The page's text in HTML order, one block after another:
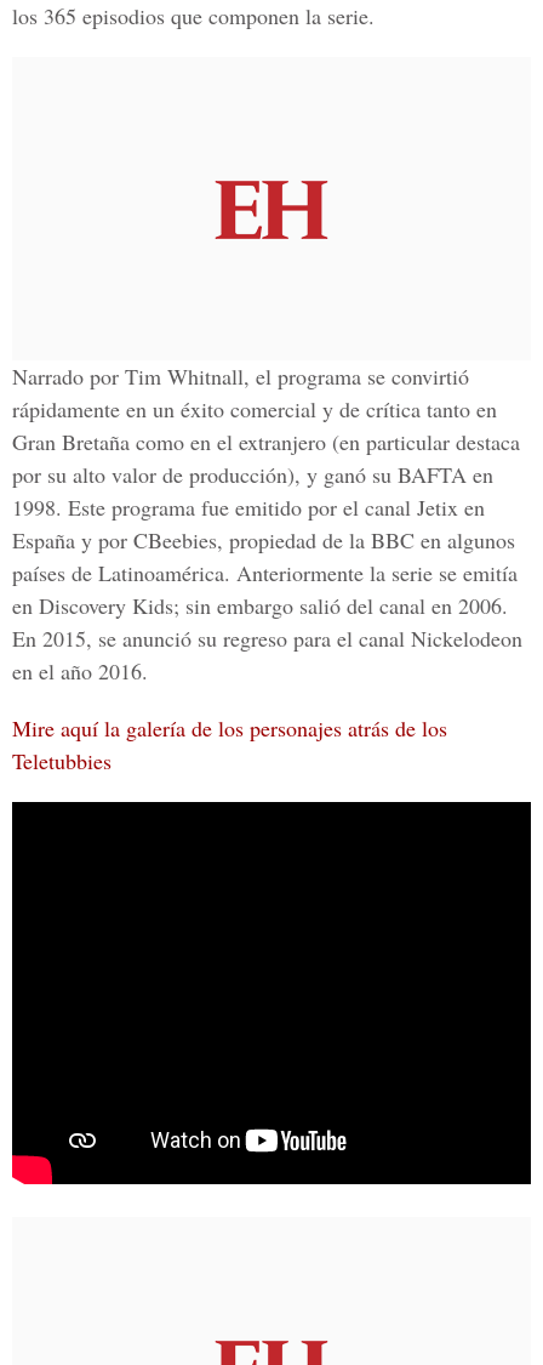
los 365 episodios que componen la serie.
Narrado por Tim Whitnall, el programa se convirtió
rápidamente en un éxito comercial y de crítica tanto en
Gran Bretaña como en el extranjero (en particular destaca
por su alto valor de producción), y ganó su BAFTA en
1998. Este programa fue emitido por el canal Jetix en
España y por CBeebies, propiedad de la BBC en algunos
países de Latinoamérica. Anteriormente la serie se emitía
en Discovery Kids; sin embargo salió del canal en 2006.
En 2015, se anunció su regreso para el canal Nickelodeon
en el año 2016.
Mire aquí la galería de los personajes atrás de los
Teletubbies